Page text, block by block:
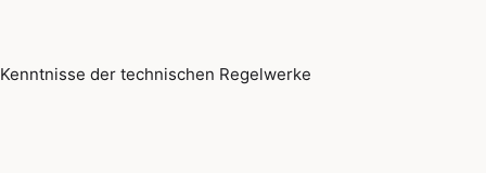
Kenntnisse der technischen Regelwerke